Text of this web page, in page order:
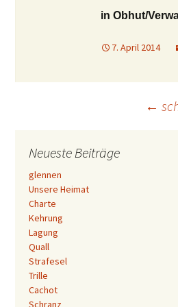
in Obhut/
7. April 2014
Beitrags-
Navigation
←
Neueste Beiträge
glennen
Unsere Heimat
Charte
Kehrung
Lagung
Quall
Strafesel
Trille
Cachot
Schranz